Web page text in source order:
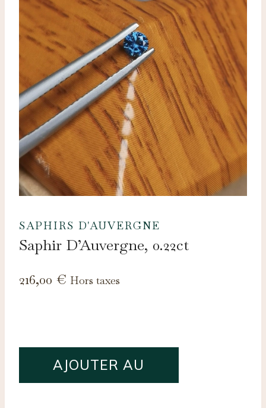
SAPHIRS D'AUVERGNE
Saphir D’Auvergne, 0.22ct
216,00 € Hors taxes
AJOUTER AU